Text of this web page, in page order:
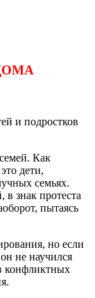
и подростков
Как
дети,
семьях.
знак протеста
пытаясь
но если
не научился
конфликтных